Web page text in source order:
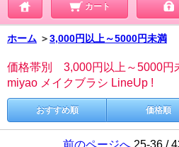
カート
ホーム ＞3,000円以上～5000円未満
価格帯別 3,000円以上～5000
miyao メイクブラシ LineUp !
おすすめ順 価格順
前のページへ25-36 /